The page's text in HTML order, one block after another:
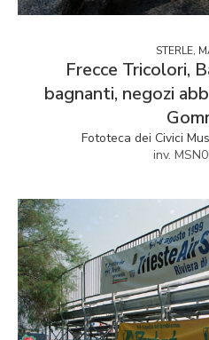
STERLE,
Frecce Tricolori,
bagnanti, negozi
Fototeca dei Civici
inv.